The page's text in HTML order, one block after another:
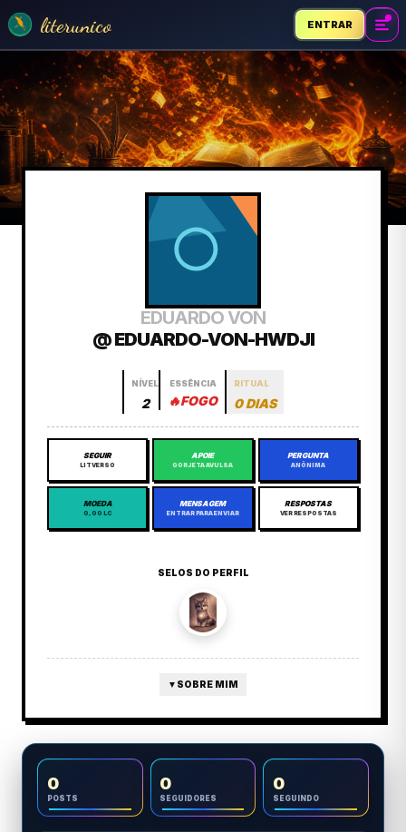
literunico ENTRAR
EDUARDO VON
@ EDUARDO-VON-HWDJI
NÍVEL
2
ESSÊNCIA
🔥FOGO
RITUAL
0 DIAS
SEGUIR
LITVERSO
APOIE
GORJETA AVULSA
PERGUNTA
ANÔNIMA
MOEDA
0,00 LC
MENSAGEM
ENTRAR PARA ENVIAR
RESPOSTAS
VER RESPOSTAS
SELOS DO PERFIL
▼ SOBRE MIM
0
POSTS
0
SEGUIDORES
0
SEGUINDO